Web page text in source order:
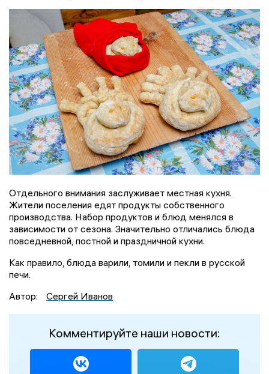
Отдельного внимания заслуживает местная кухня.
Жители поселения едят продукты собственного
производства. Набор продуктов и блюд менялся в
зависимости от сезона. Значительно отличались блюда
повседневной, постной и праздничной кухни.
Как правило, блюда варили, томили и пекли в русской
печи.
Автор:
Сергей Иванов
Комментируйте наши новости: